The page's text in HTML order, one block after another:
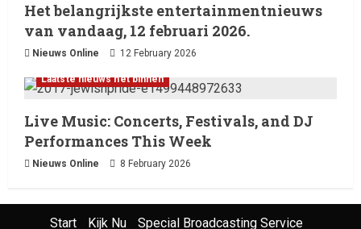
Het belangrijkste entertainmentnieuws
van vandaag, 12 februari 2026.
Nieuws Online 12 February 2026
Laatste nieuws net binnen
Live Music: Concerts, Festivals, and DJ
Performances This Week
Nieuws Online 8 February 2026
Start Kijk Nu Special Broadcasting Service